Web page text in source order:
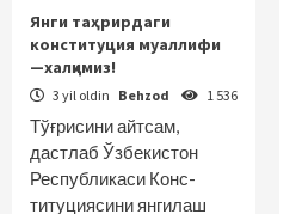
Янги таҳрирдаги
конституция муаллифи
—халқимиз!
3 yil oldin Behzod 1 536
Тўғрисини айтсам,
дастлаб Ўзбекистон
Республикаси Конс­
титуциясини янгилаш